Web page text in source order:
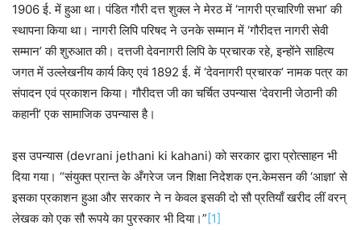
1906 ई. में हुआ था। पंडित गौरी दत्त शुक्ल ने मेरठ में ‘नागरी प्रचारिणी सभा’ की
स्थापना किया था। नागरी लिपि परिषद ने उनके सम्मान में ‘गौरीदत्त नागरी सेवी
सम्मान’ की शुरुआत की। दत्तजी देवनागरी लिपि के प्रचारक रहे, इन्होंने साहित्य
जगत में उल्लेखनीय कार्य किए एवं 1892 ई. में ‘देवनागरी प्रचारक’ नामक पत्र का
संपादन एवं प्रकाशन किया। गौरीदत्त जी का चर्चित उपन्यास ‘देवरानी जेठानी की
कहानी’ एक सामाजिक उपन्यास है।
इस उपन्यास (devrani jethani ki kahani) को सरकार द्वारा प्रोत्साहन भी
दिया गया। “संयुक्त प्रान्त के अँगरेज जन शिक्षा निदेशक एन.केमसन की ‘आज्ञा’ से
इसका प्रकाशन हुआ और सरकार ने न केवल इसकी दो सौ प्रतियाँ खरीद लीं वरन्
लेखक को एक सौ रूपये का पुरस्कार भी दिया।”[1]